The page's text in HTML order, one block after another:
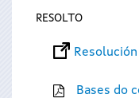
RESOLTO
Bases do